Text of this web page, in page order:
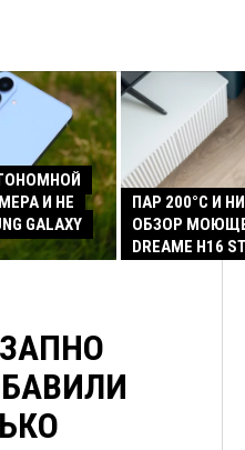
И НЕ
GALAXY
ПАР 200°C И
ОБЗОР
DREAME H16